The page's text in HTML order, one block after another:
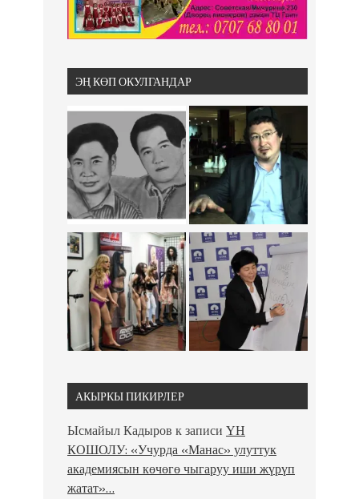
ЭҢ КӨП ОКУЛГАНДАР
АКЫРКЫ ПИКИРЛЕР
Ысмайыл Кадыров к записи ҮН
КОШОЛУ: «Учурда «Манас» улуттук
академиясын көчөгө чыгаруу иши жүрүп
жатат»…